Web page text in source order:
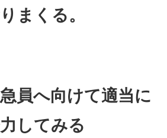
まくる。
員へ向けて適当に
してみる